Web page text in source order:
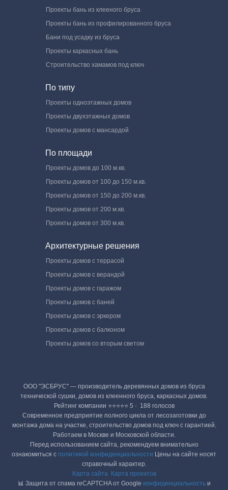
Проекты бань из клееного бруса
Проекты бань из профилированного бруса
Бани под усадку из бруса
Проекты каркасных бань
Строительство хамамов под ключ
По типу
Проекты одноэтажных домов
Проекты двухэтажных домов
Проекты домов с мансардой
По площади
Проекты домов до 100 м.кв.
Проекты домов от 100 до 150 м.кв.
Проекты домов от 150 до 200 м.кв.
Проекты домов от 200 м.кв.
Проекты домов от 300 м.кв.
Архитектурные решения
Проекты домов с террасой
Проекты домов с верандой
Проекты домов с гаражом
Проекты домов с баней
Проекты домов с эркером
Проекты домов с балконом
Проекты домов со вторым светом
ООО "ЭСБРУС" — производитель деревянных домов из бруса
технической сушки, домов из клеенного бруса, каркасных домов.
Рейтинг компании ⭐⭐⭐⭐⭐ 5 · ‎ 188 голосов
Современное предприятие полного цикла от лесозаготовки до
монтажа дома на участке, строительство домов под ключ с гарантией.
Работаем в Москве и Московской области.
Перед использованием сайта, рекомендуем внимательно
ознакомиться с политикой конфиденциальности Цены на сайте носят
справочный характер.
Карта сайта
Карта проектов
📊 Защита от спама reCAPTCHA от Google конфиденциальностьи